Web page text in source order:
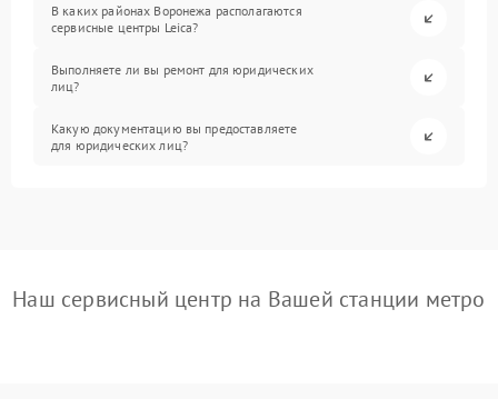
В каких районах Воронежа располагаются
сервисные центры Leica?
Выполняете ли вы ремонт для юридических
лиц?
Какую документацию вы предоставляете
для юридических лиц?
Наш сервисный центр на Вашей станции метро